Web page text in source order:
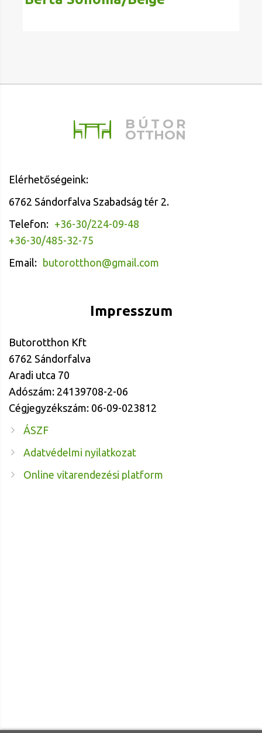
BÚTOR
OTTHON
Elérhetőségeink:
6762 Sándorfalva Szabadság tér 2.
Telefon: +36-30/224-09-48
+36-30/485-32-75
Email: butorotthon@gmail.com
Impresszum
Butorotthon Kft
6762 Sándorfalva
Aradi utca 70
Adószám: 24139708-2-06
Cégjegyzékszám: 06-09-023812
ÁSZF
Adatvédelmi nyilatkozat
Online vitarendezési platform